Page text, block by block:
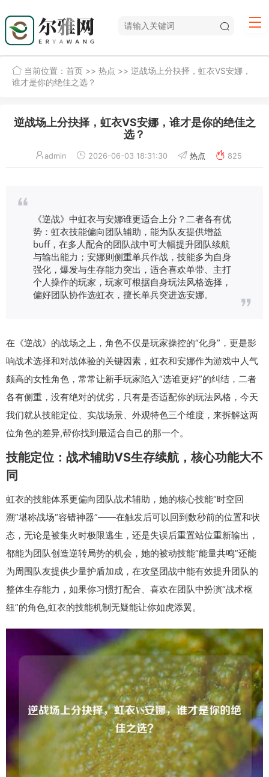
当前位置： 首页 >> 热点 >> 逆战场上分抉择，虹衣VS安娜，
谁才是你的绝佳之选？
逆战场上分抉择，虹衣VS安娜，谁才是你的绝佳之
选？
admin 2026-06-03 18:31:30 热点 825
《逆战》中虹衣与安娜谁更适合上分？二者各有优
势：虹衣技能偏向团队辅助，能为队友提供增益
buff，在多人配合的团队战中可大幅提升团队续航
与输出能力；安娜则侧重单兵作战，技能多为自身
强化，爆发与生存能力突出，适合喜欢单带、主打
个人操作的玩家，玩家可根据自身玩法风格选择，
偏好团队协作选虹衣，擅长单兵突进选安娜。
在《逆战》的战场之上，角色不仅是玩家操控的“化身”，更是影
响战术选择和对战体验的关键因素，虹衣和安娜作为游戏中人气
颇高的女性角色，常常让新手玩家陷入“选谁更好”的纠结，二者
各有侧重，没有绝对的优劣，只有是否适配你的玩法风格，今天
我们就从技能定位、实战场景、外观特色三个维度，来拆解这两
位角色的差异,帮你找到最适合自己的那一个。
技能定位：战术辅助VS生存续航，核心功能大不
同
虹衣的技能体系更偏向团队战术辅助，她的核心技能“时空回
溯”堪称战场“容错神器”——在触发后可以回到数秒前的位置和状
态，无论是被集火时极限逃生，还是失误后重置站位重新输出，
都能为团队创造逆转局势的机会，她的被动技能“能量共鸣”还能
为周围队友提供少量护盾加成，在攻坚团战中能有效提升团队的
整体生存能力，如果你习惯打配合、喜欢在团队中扮演“战术枢
纽”的角色,虹衣的技能机制无疑能让你如虎添翼。